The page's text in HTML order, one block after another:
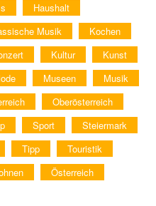
Haushalt
Musik
Kochen
Kultur
Kunst
Museen
Musik
Oberösterreich
Sport
Steiermark
Tipp
Touristik
Österreich